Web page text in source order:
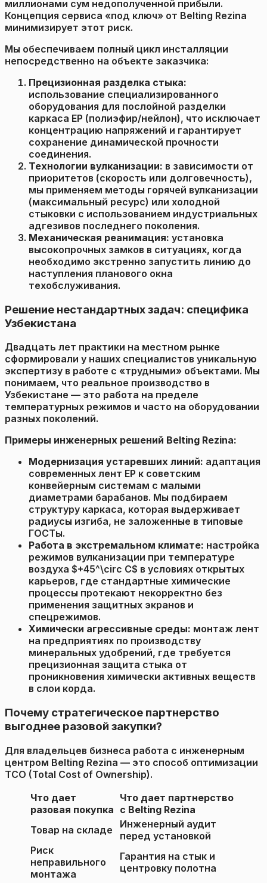
миллионами сум недополученной прибыли.
Концепция сервиса «под ключ» от Belting Rezina
минимизирует этот риск.
Мы обеспечиваем полный цикл инсталляции
непосредственно на объекте заказчика:
Прецизионная разделка стыка:
использование специализированного
оборудования для послойной разделки
каркаса EP (полиэфир/нейлон), что исключает
концентрацию напряжений и гарантирует
сохранение динамической прочности
соединения.
Технологии вулканизации: в зависимости от
приоритетов (скорость или долговечность),
мы применяем методы горячей вулканизации
(максимальный ресурс) или холодной
стыковки с использованием индустриальных
адгезивов последнего поколения.
Механическая реанимация: установка
высокопрочных замков в ситуациях, когда
необходимо экстренно запустить линию до
наступления планового окна
техобслуживания.
Решение нестандартных задач: специфика
Узбекистана
Двадцать лет практики на местном рынке
сформировали у наших специалистов уникальную
экспертизу в работе с «трудными» объектами. Мы
понимаем, что реальное производство в
Узбекистане — это работа на пределе
температурных режимов и часто на оборудовании
разных поколений.
Примеры инженерных решений Belting Rezina:
Модернизация устаревших линий: адаптация
современных лент EP к советским
конвейерным системам с малыми
диаметрами барабанов. Мы подбираем
структуру каркаса, которая выдерживает
радиусы изгиба, не заложенные в типовые
ГОСТы.
Работа в экстремальном климате: настройка
режимов вулканизации при температуре
воздуха $+45^\circ C$ в условиях открытых
карьеров, где стандартные химические
процессы протекают некорректно без
применения защитных экранов и
спецрежимов.
Химически агрессивные среды: монтаж лент
на предприятиях по производству
минеральных удобрений, где требуется
прецизионная защита стыка от
проникновения химически активных веществ
в слои корда.
Почему стратегическое партнерство
выгоднее разовой закупки?
Для владельцев бизнеса работа с инженерным
центром Belting Rezina — это способ оптимизации
TCO (Total Cost of Ownership).
Что дает
разовая покупка
Что дает партнерство
с Belting Rezina
Товар на складе
Инженерный аудит
перед установкой
Риск
неправильного
монтажа
Гарантия на стык и
центровку полотна